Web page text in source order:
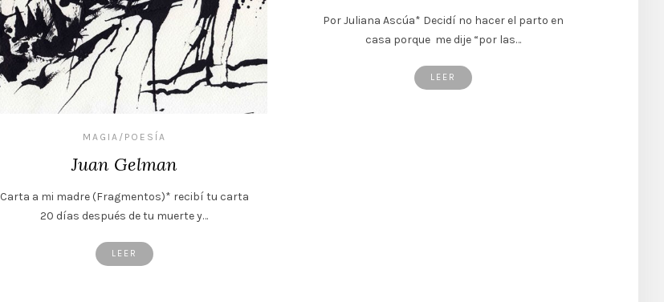
MAGIA/POESÍA
Juan Gelman
Carta a mi madre (Fragmentos)* recibí tu carta
20 días después de tu muerte y…
LEER
Por Juliana Ascúa* Decidí no hacer el parto en
casa porque me dije “por las…
LEER